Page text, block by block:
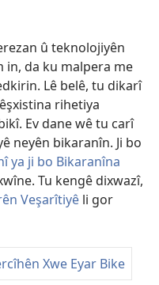
û teknolojiyên
in, da ku malpera me
Lê belê, tu dikarî
rihetiya
Ev dane wê tu carî
neyên bikaranîn. Ji bo
ya ji bo Bikaranîna
Tu kengê dixwazî,
Veşarîtiyê li gor
Xwe Eyar Bike
Çavdêriyê
and Tract Society of PA.